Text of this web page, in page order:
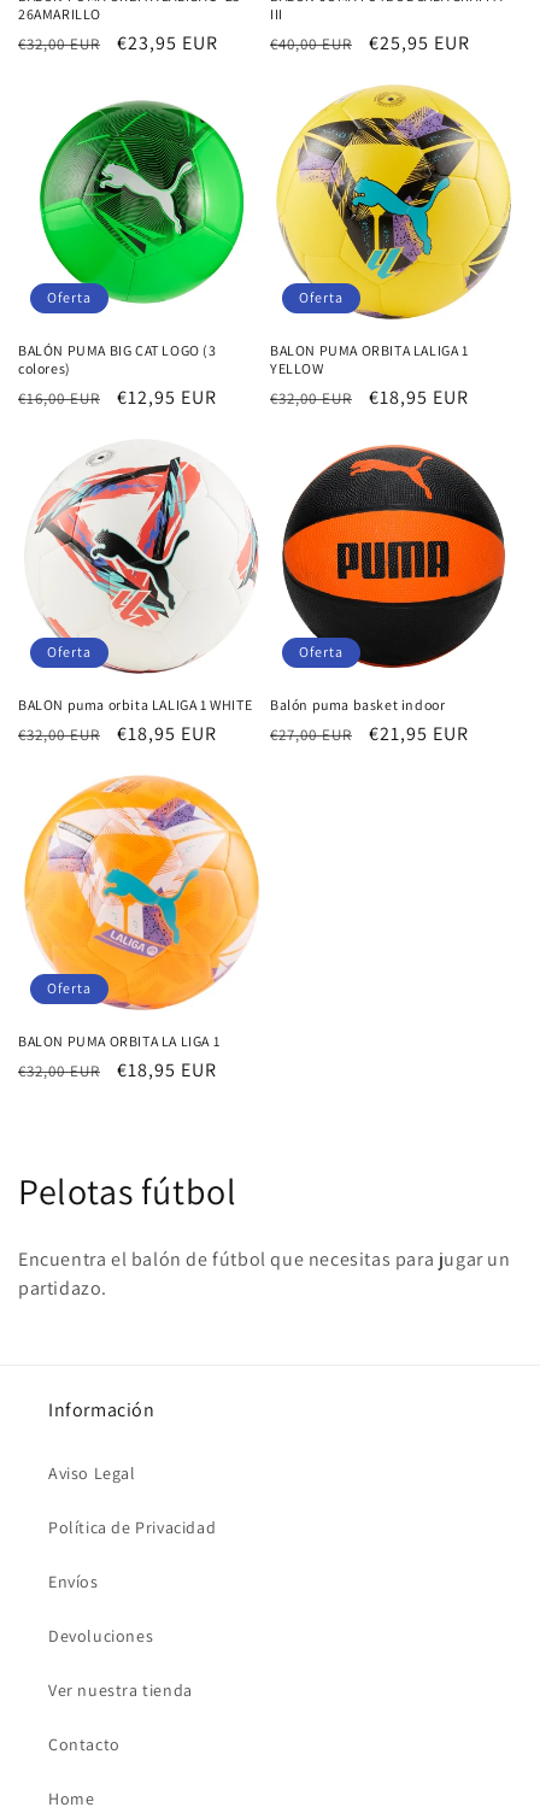
26AMARILLO
Precio
€32,00 EUR
Precio
oferta
€23,95 EUR
III
Precio
€40,00 EUR
Precio
oferta
€25,95 EUR
Oferta
BALÓN PUMA BIG CAT LOGO (3
colores)
Precio
€16,00 EUR
Precio
oferta
€12,95 EUR
Oferta
BALON PUMA ORBITA LALIGA 1
YELLOW
Precio
€32,00 EUR
Precio
oferta
€18,95 EUR
Oferta
BALON puma orbita LALIGA 1 WHITE
Precio
€32,00 EUR
Precio
oferta
€18,95 EUR
Oferta
Balón puma basket indoor
Precio
€27,00 EUR
Precio
€21,95 EUR
Oferta
BALON PUMA ORBITA LA LIGA 1
Precio
€32,00 EUR
Precio
€18,95 EUR
C
l
Pelotas fútbol
Encuentra el balón de fútbol que necesitas para jugar un
partidazo.
Información
Aviso Legal
Política de Privacidad
Envíos
Devoluciones
Ver nuestra tienda
Contacto
Home